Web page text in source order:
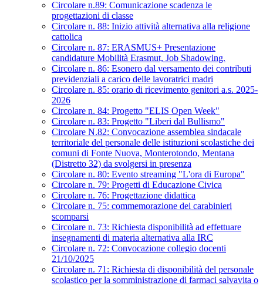
Circolare n.89: Comunicazione scadenza le
progettazioni di classe
Circolare n. 88: Inizio attività alternativa alla religione
cattolica
Circolare n. 87: ERASMUS+ Presentazione
candidature Mobilità Erasmut, Job Shadowing.
Circolare n. 86: Esonero dal versamento dei contributi
previdenziali a carico delle lavoratrici madri
Circolare n. 85: orario di ricevimento genitori a.s. 2025-
2026
Circolare n. 84: Progetto "ELIS Open Week"
Circolare n. 83: Progetto "Liberi dal Bullismo"
Circolare N.82: Convocazione assemblea sindacale
territoriale del personale delle istituzioni scolastiche dei
comuni di Fonte Nuova, Monterotondo, Mentana
(Distretto 32) da svolgersi in presenza
Circolare n. 80: Evento streaming "L'ora di Europa"
Circolare n. 79: Progetti di Educazione Civica
Circolare n. 76: Progettazione didattica
Circolare n. 75: commemorazione dei carabinieri
scomparsi
Circolare n. 73: Richiesta disponibilità ad effettuare
insegnamenti di materia alternativa alla IRC
Circolare n. 72: Convocazione collegio docenti
21/10/2025
Circolare n. 71: Richiesta di disponibilità del personale
scolastico per la somministrazione di farmaci salvavita o